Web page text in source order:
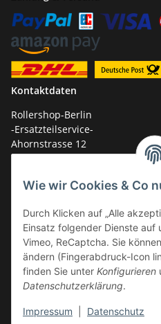
Wie wir Cookies & Co
Durch Klicken auf „Alle
Einsatz folgender Dienste auf
Vimeo, ReCaptcha. Sie
ändern (Fingerabdruck-Icon
finden Sie unter Konfigurieren
Datenschutzerklärung.
Impressum Datenschutz
Kontaktdaten
Rollershop-Berlin
-Ersatzteilservice-
Ahornstrasse 12
14959 Trebbin
Tel.: +49 (0)33731-289 975 (10-